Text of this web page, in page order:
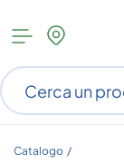
Apri
menu
categorie
Catalogo /